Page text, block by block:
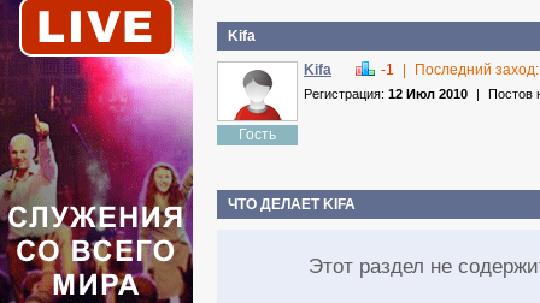
Kifa
Гость
Kifa -1 Последний
Регистрация: 12 Июл 2010 | Постов
ЧТО ДЕЛАЕТ KIFA
Этот раздел не